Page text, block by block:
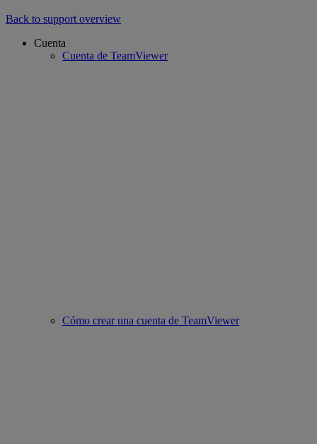
Back to support overview
Cuenta
Cuenta de TeamViewer
Cómo crear una cuenta de TeamViewer